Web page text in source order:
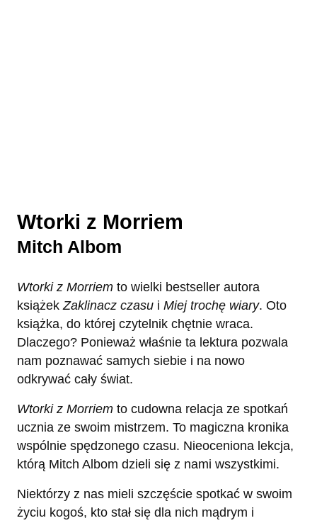
Wtorki z Morriem
Mitch Albom
Wtorki z Morriem to wielki bestseller autora
książekZaklinacz czasu i Miej trochę wiary. Oto
książka, do której czytelnik chętnie wraca.
Dlaczego? Ponieważ właśnie ta lektura pozwala
nam poznawać samych siebie i na nowo
odkrywać cały świat.
Wtorki z Morriem to cudowna relacja ze spotkań
ucznia ze swoim mistrzem. To magiczna kronika
wspólnie spędzonego czasu. Nieoceniona lekcja,
którą Mitch Albom dzieli się z nami wszystkimi.
Niektórzy z nas mieli szczęście spotkać w swoim
życiu kogoś, kto stał się dla nich mądrym i